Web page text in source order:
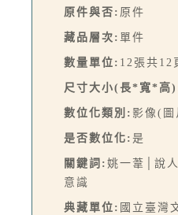
原件與否: 原件
藏品層次: 單件
數量單位: 12張共12
尺寸大小(長*寬*高
數位化類別: 影像(圖
是否數位化: 是
關鍵詞: 姚一葦│說
意識
典藏單位: 國立臺灣